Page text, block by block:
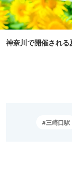
神奈川で開催され
三崎口駅